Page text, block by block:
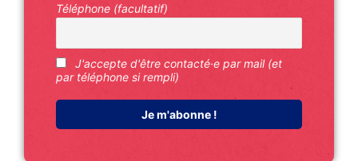
Téléphone (facultatif)
J'accepte d'être contacté·e par mail (et
par téléphone si rempli)